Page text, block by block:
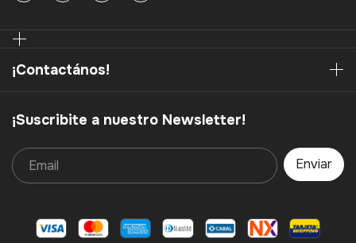
¡Contactános!
¡Suscribite a nuestro Newsletter!